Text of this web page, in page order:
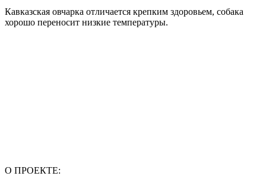
Кавказская овчарка отличается крепким здоровьем, собака
хорошо переносит низкие температуры.
О ПРОЕКТЕ: